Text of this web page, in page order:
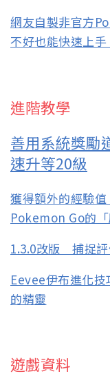
網友自製非官方
不好也能快速上
進階教學
善用系統獎
速升等20級
獲得額外的經驗
Pokemon Go的「
1.3.0改版 捕捉評
Eevee伊布進化
的精靈
遊戲資料